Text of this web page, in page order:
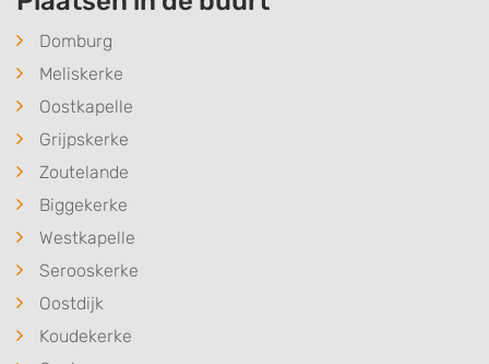
Domburg
Meliskerke
Oostkapelle
Grijpskerke
Zoutelande
Biggekerke
Westkapelle
Serooskerke
Oostdijk
Koudekerke